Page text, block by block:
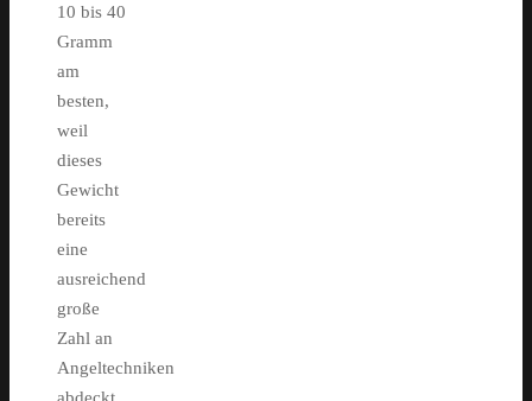
10 bis 40
Gramm
am
besten,
weil
dieses
Gewicht
bereits
eine
ausreichend
große
Zahl an
Angeltechniken